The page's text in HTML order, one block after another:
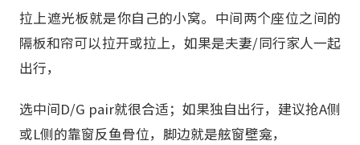
拉上遮光板就是你自己的小窝。中间两个座位之间的
隔板和帘可以拉开或拉上，如果是夫妻/同行家人一起
出行，
选中间D/G pair就很合适；如果独自出行，建议抢A侧
或L侧的靠窗反鱼骨位，脚边就是舷窗壁龛，